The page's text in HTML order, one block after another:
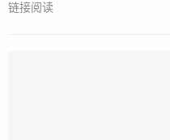
链接阅读